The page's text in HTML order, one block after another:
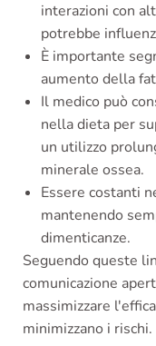
interazioni con
potrebbe
È importante
aumento della
Il medico può
nella dieta per
un utilizzo
minerale ossea.
Essere costanti
mantenendo
dimenticanze.
Seguendo queste
comunicazione
massimizzare
minimizzano i rischi.